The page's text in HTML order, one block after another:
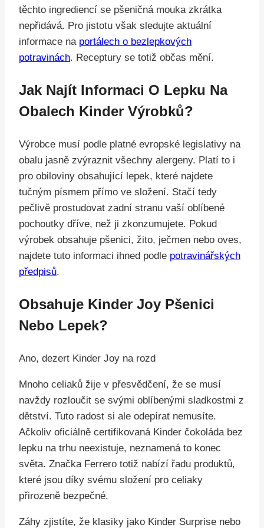
těchto ingrediencí se pšeničná mouka zkrátka
nepřidává. Pro jistotu však sledujte aktuální
informace na portálech o bezlepkových
potravinách. Receptury se totiž občas mění.
Jak Najít Informaci O Lepku Na
Obalech Kinder Výrobků?
Výrobce musí podle platné evropské legislativy na
obalu jasně zvýraznit všechny alergeny. Platí to i
pro obiloviny obsahující lepek, které najdete
tučným písmem přímo ve složení. Stačí tedy
pečlivě prostudovat zadní stranu vaší oblíbené
pochoutky dříve, než ji zkonzumujete. Pokud
výrobek obsahuje pšenici, žito, ječmen nebo oves,
najdete tuto informaci ihned podle potravinářských
předpisů.
Obsahuje Kinder Joy Pšenici
Nebo Lepek?
Ano, dezert Kinder Joy na rozd
Mnoho celiaků žije v přesvědčení, že se musí
navždy rozloučit se svými oblíbenými sladkostmi z
dětství. Tuto radost si ale odepírat nemusíte.
Ačkoliv oficiálně certifikovaná Kinder čokoláda bez
lepku na trhu neexistuje, neznamená to konec
světa. Značka Ferrero totiž nabízí řadu produktů,
které jsou díky svému složení pro celiaky
přirozeně bezpečné.
Záhy zjistíte, že klasiky jako Kinder Surprise nebo